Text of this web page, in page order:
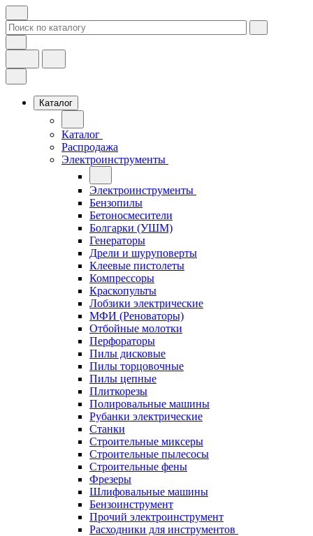
Каталог
Каталог
Распродажа
Электроинструменты
Электроинструменты
Бензопилы
Бетоносмесители
Болгарки (УШМ)
Генераторы
Дрели и шуруповерты
Клеевые пистолеты
Компрессоры
Краскопульты
Лобзики электрические
МФИ (Реноваторы)
Отбойные молотки
Перфораторы
Пилы дисковые
Пилы торцовочные
Пилы цепные
Плиткорезы
Полировальные машины
Рубанки электрические
Станки
Строительные миксеры
Строительные пылесосы
Строительные фены
Фрезеры
Шлифовальные машины
Бензоинструмент
Прочий электроинструмент
Расходники для инструментов